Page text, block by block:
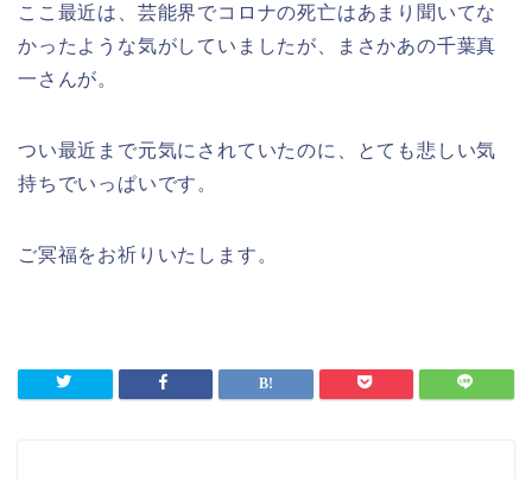
ここ最近は、芸能界でコロナの死亡はあまり聞いてな
かったような気がしていましたが、まさかあの千葉真
一さんが。
つい最近まで元気にされていたのに、とても悲しい気
持ちでいっぱいです。
ご冥福をお祈りいたします。